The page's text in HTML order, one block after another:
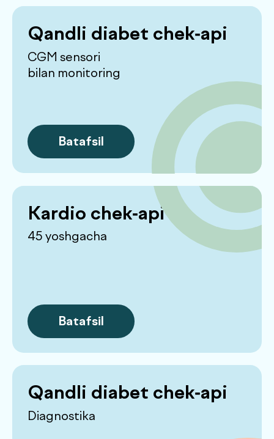
chek-api
endokrinologik
chek-api
Batafsil
Batafsil